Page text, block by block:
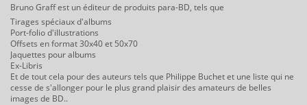
Bruno Graff est un éditeur de produits para-BD, tels que
Tirages spéciaux d'albums
Port-folio d'illustrations
Offsets en format 30x40 et 50x70
Jaquettes pour albums
Ex-Libris
Et de tout cela pour des auteurs tels que Philippe Buchet et une liste qui ne
cesse de s'allonger pour le plus grand plaisir des amateurs de belles
images de BD..